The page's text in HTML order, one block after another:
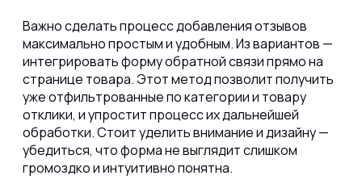
Важно сделать процесс добавления отзывов
максимально простым и удобным. Из вариантов —
интегрировать форму обратной связи прямо на
странице товара. Этот метод позволит получить
уже отфильтрованные по категории и товару
отклики, и упростит процесс их дальнейшей
обработки. Стоит уделить внимание и дизайну —
убедиться, что форма не выглядит слишком
громоздко и интуитивно понятна.